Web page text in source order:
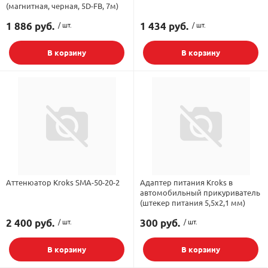
(магнитная, черная, 5D-FB, 7м)
1 886 руб. / шт.
В корзину
1 434 руб. / шт.
В корзину
Аттенюатор Kroks SMA-50-20-2
2 400 руб. / шт.
В корзину
Адаптер питания Kroks в
автомобильный прикуриватель
(штекер питания 5,5х2,1 мм)
300 руб. / шт.
В корзину